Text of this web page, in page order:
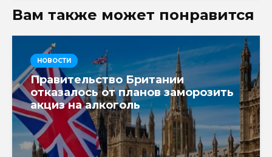
Вам также может понравится
НОВОСТИ
Правительство Британии
отказалось от планов заморозить
акциз на алкоголь